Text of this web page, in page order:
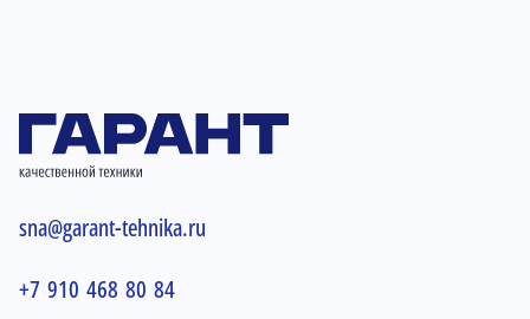
sna@garant-tehnika.ru
+7 910 468 80 84